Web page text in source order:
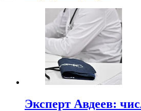
Эксперт Авдеев: